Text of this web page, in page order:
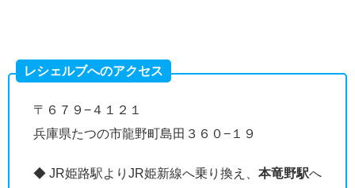
レシェルブへのアクセス
〒６７９−４１２１
兵庫県たつの市龍野町島田３６０−１９
◆ JR姫路駅よりJR姫新線へ乗り換え、 本竜野駅へ